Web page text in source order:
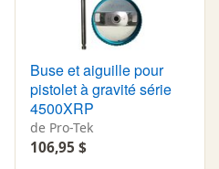
Buse et aiguille pour
pistolet à gravité série
4500XRP
de Pro-Tek
106,95 $